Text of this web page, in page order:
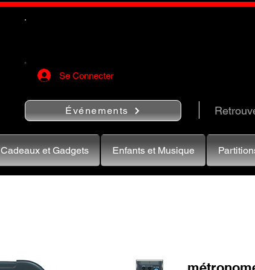
Se Connecter
Événements
Cadeaux et Gadgets Enfants et Musique